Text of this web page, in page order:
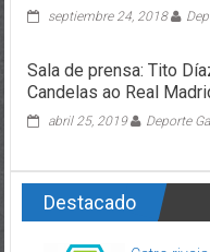
septiembre 24, 2018
Sala de prensa: Tito
Candelas ao Real
abril 25, 2019 Deporte
Destacado